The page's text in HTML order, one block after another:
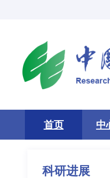
首页 中
科研进展